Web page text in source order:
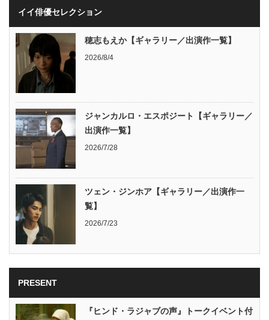
イイ俳優セレクション
穂志もえか【ギャラリー／出演作一覧】
2026/8/4
ジャンカルロ・エスポジート【ギャラリー／
出演作一覧】
2026/7/28
ツェン・ジンホア【ギャラリー／出演作一
覧】
2026/7/23
PRESENT
『ヒンド・ラジャブの声』トークイベント付